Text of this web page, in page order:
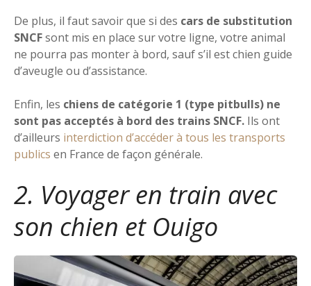
De plus, il faut savoir que si des cars de substitution
SNCFsont mis en place sur votre ligne, votre animal
ne pourra pas monter à bord, sauf s’il est chien guide
d’aveugle ou d’assistance.
Enfin, les chiens de catégorie 1 (type pitbulls) ne
sont pas acceptés à bord des trains SNCF. Ils ont
d’ailleurs interdiction d’accéder à tous les transports
publics en France de façon générale.
2. Voyager en train avec
son chien et Ouigo